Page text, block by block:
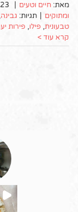
מאת: חיים וטעים
ומתוקים
תגיות: גבינה,
טבעונית, פילו, פירות
קרא עוד >